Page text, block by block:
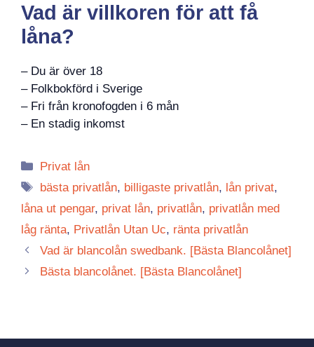
Vad är villkoren för att få
låna?
– Du är över 18
– Folkbokförd i Sverige
– Fri från kronofogden i 6 mån
– En stadig inkomst
Kategorier
Privat lån
Etiketter
bästa privatlån, billigaste privatlån, lån privat,
låna ut pengar, privat lån, privatlån, privatlån med
låg ränta, Privatlån Utan Uc, ränta privatlån
Vad är blancolån swedbank. [Bästa Blancolånet]
Bästa blancolånet. [Bästa Blancolånet]